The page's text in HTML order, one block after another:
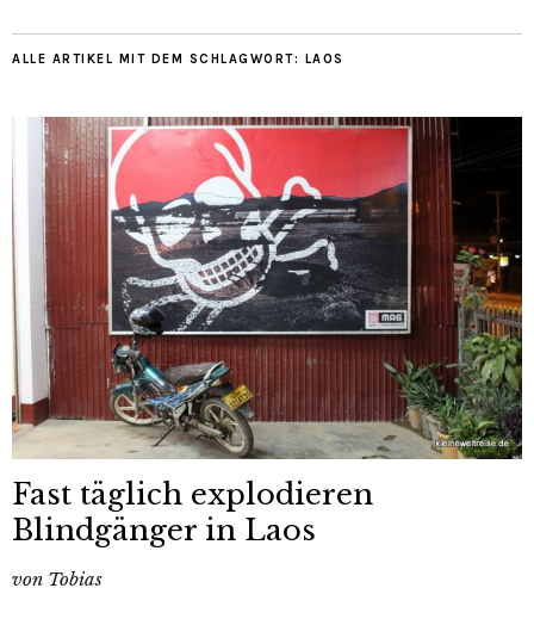
ALLE ARTIKEL MIT DEM SCHLAGWORT: LAOS
Fast täglich explodieren
Blindgänger in Laos
von Tobias